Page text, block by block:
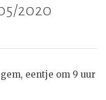
2020
eentje om 9 uur